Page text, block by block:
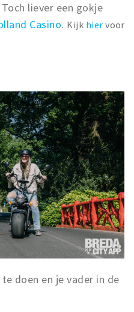
Toch liever een gokje
Casino. Kijk hier voor
doen en je vader in de